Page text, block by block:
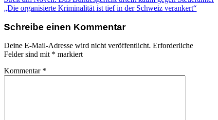
„Die organisierte Kriminalität ist tief in der Schweiz verankert“
Schreibe einen Kommentar
Deine E-Mail-Adresse wird nicht veröffentlicht. Erforderliche
Felder sind mit * markiert
Kommentar *